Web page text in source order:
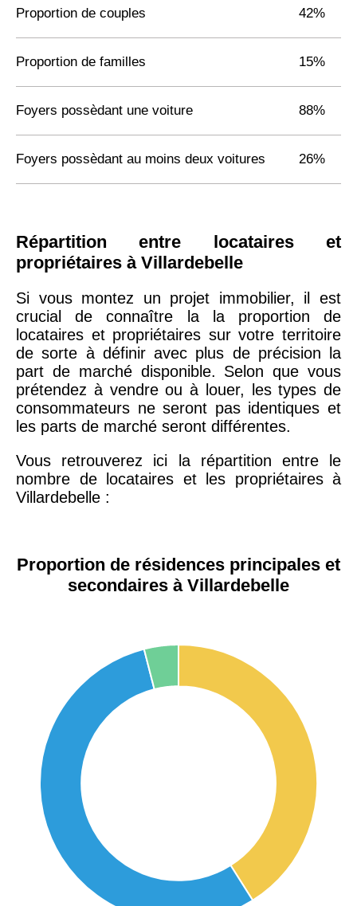
Proportion de couples 42%
Proportion de familles 15%
Foyers possèdant une voiture 88%
Foyers possèdant au moins deux voitures 26%
Répartition entre locataires et
propriétaires à Villardebelle
Si vous montez un projet immobilier, il est
crucial de connaître la la proportion de
locataires et propriétaires sur votre territoire
de sorte à définir avec plus de précision la
part de marché disponible. Selon que vous
prétendez à vendre ou à louer, les types de
consommateurs ne seront pas identiques et
les parts de marché seront différentes.
Vous retrouverez ici la répartition entre le
nombre de locataires et les propriétaires à
Villardebelle :
Proportion de résidences principales et
secondaires à Villardebelle